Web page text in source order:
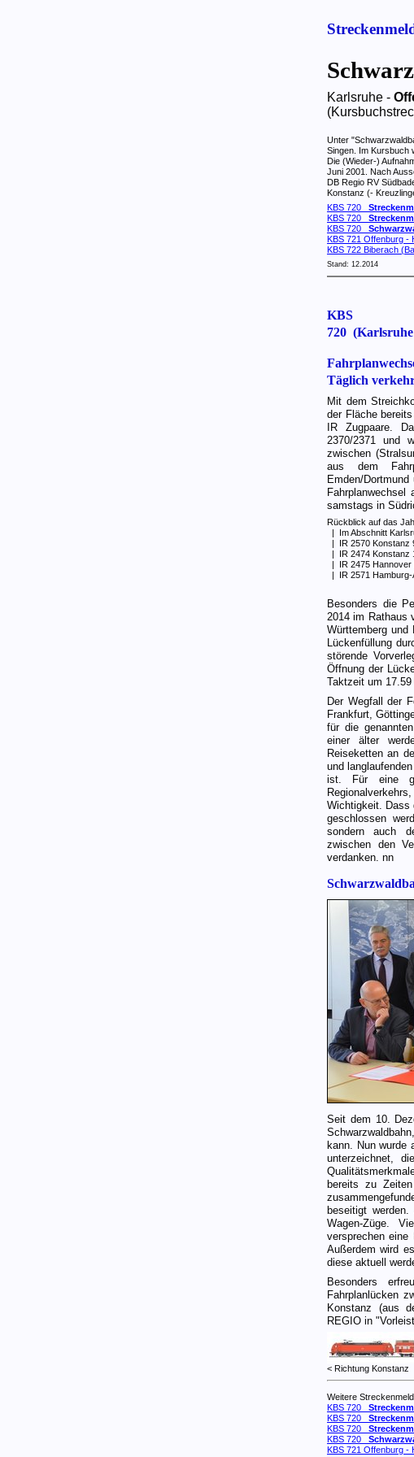
Karlsruhe -
Unter
Singen. Im Kursbuch
Die (Wieder-)
Juni 2001. Nach
DB Regio RV
Konstanz (-
KBS 720
KBS 720
KBS 720
KBS 721 Offenburg -
KBS 722 Biberach
Stand: 12.2014
KBS
720
Täglich
Mit dem
der Fläche
IR Zugpaare.
2370/2371 und
zwischen
aus dem
Emden/
samstags in
Rückblick auf das
| Im Abschnitt
| IR 2570 Konstanz
| IR 2474 Konstanz
| IR 2475 Hannover
| IR 2571 Hamburg-
Besonders die
2014 im Rathaus
Württemberg und
Lückenfüllung
störende
Öffnung der
Taktzeit um 17.59
Der Wegfall der
Frankfurt,
für die
einer älter
Reiseketten an
und
ist. Für eine
Wichtigkeit. Dass
geschlossen
sondern auch
zwischen den
verdanken. nn
Seit dem 10.
kann. Nun wurde
unterzeichnet,
bereits zu
beseitigt
Wagen-Züge.
versprechen eine
Außerdem wird
diese aktuell
Besonders
Fahrplanlücken
Konstanz (aus
REGIO in
< Richtung
Weitere
KBS 720
KBS 720
KBS 720
KBS 720
KBS 721 Offenburg -